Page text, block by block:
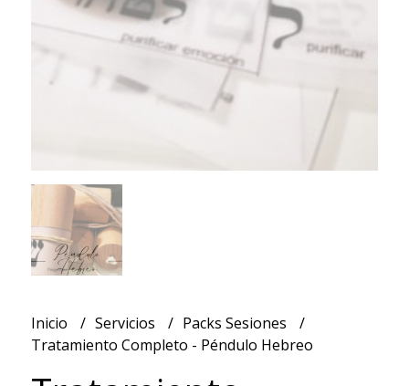
Inicio Servicios
Packs Sesiones
Tratamiento Completo - Péndulo Hebreo